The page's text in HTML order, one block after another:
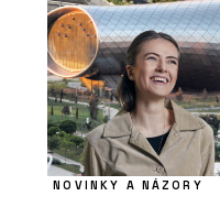
NOVINKY A NÁZORY